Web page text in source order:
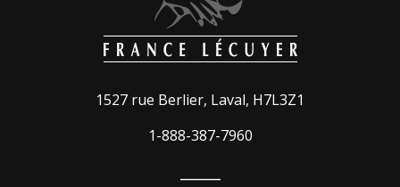
1527 rue Berlier, Laval, H7L3Z1
1-888-387-7960